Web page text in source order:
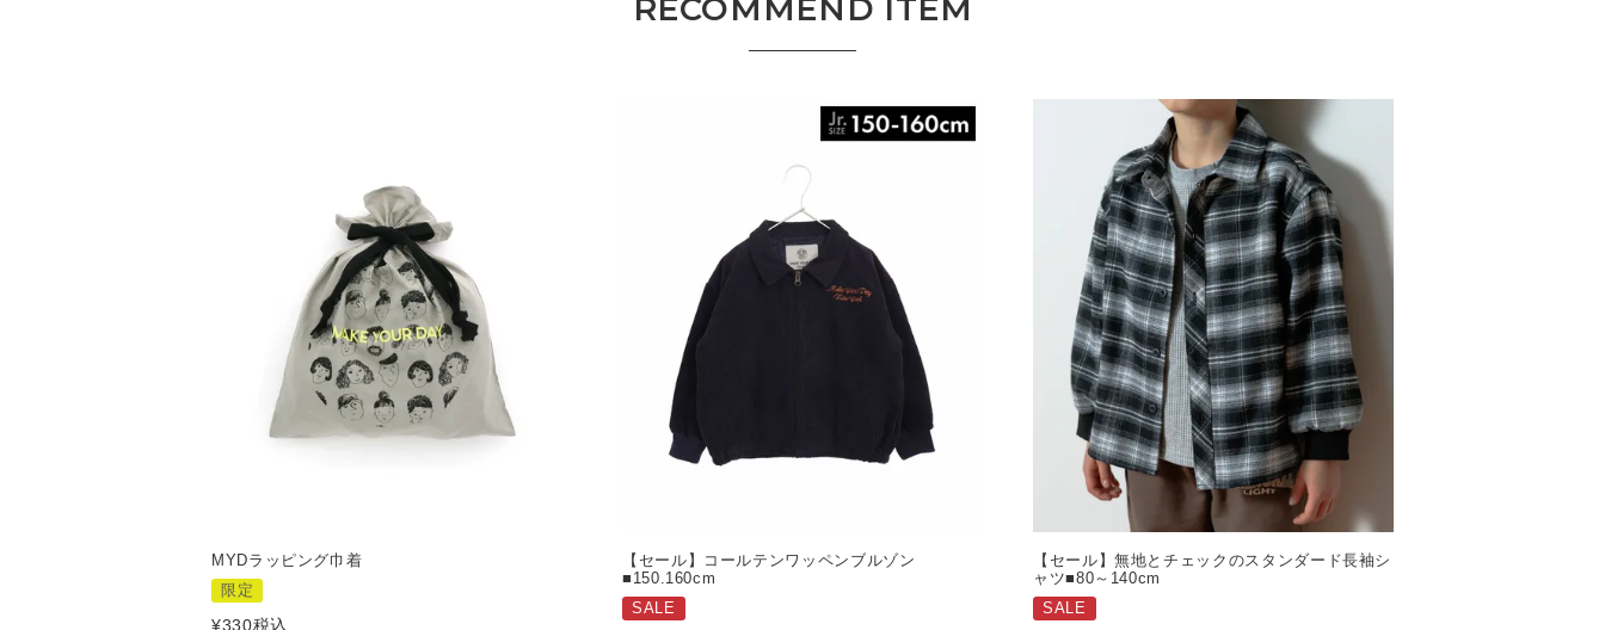
MYDラッピング巾着
限定
¥330税込
【セール】コールテンワッペンブルゾン
■150.160cm
SALE
【セール】無地とチェックのスタンダード長袖シ
ャツ■80～140cm
SALE